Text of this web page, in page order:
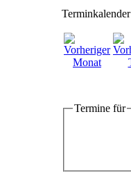
Terminkalender
Termine für